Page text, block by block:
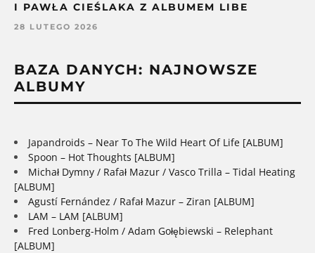
I PAWŁA CIEŚLAKA Z ALBUMEM LIBE
28 LUTEGO 2026
BAZA DANYCH: NAJNOWSZE
ALBUMY
Japandroids – Near To The Wild Heart Of Life [ALBUM]
Spoon – Hot Thoughts [ALBUM]
Michał Dymny / Rafał Mazur / Vasco Trilla – Tidal Heating
[ALBUM]
Agustí Fernández / Rafał Mazur – Ziran [ALBUM]
LAM – LAM [ALBUM]
Fred Lonberg-Holm / Adam Gołębiewski – Relephant
[ALBUM]